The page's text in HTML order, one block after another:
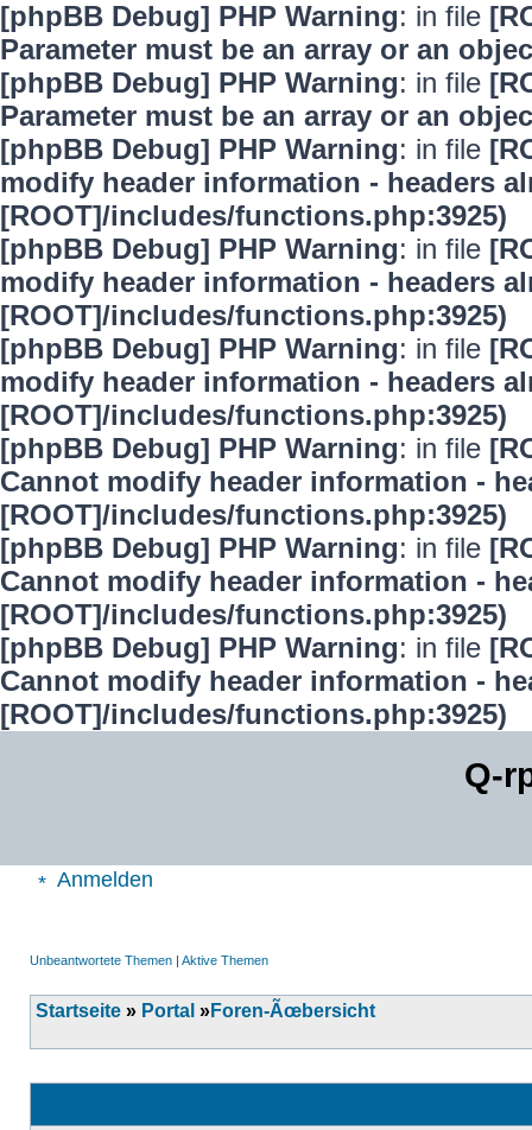
[phpBB Debug] PHP Warning: in file
Parameter must be an array or an
[phpBB Debug] PHP Warning: in file
Parameter must be an array or an
[phpBB Debug] PHP Warning: in file
modify header information - headers
[ROOT]/includes/functions.php:3925)
[phpBB Debug] PHP Warning: in file
modify header information - headers
[ROOT]/includes/functions.php:3925)
[phpBB Debug] PHP Warning: in file
modify header information - headers
[ROOT]/includes/functions.php:3925)
[phpBB Debug] PHP Warning: in file
Cannot modify header information -
[ROOT]/includes/functions.php:3925)
[phpBB Debug] PHP Warning: in file
Cannot modify header information -
[ROOT]/includes/functions.php:3925)
[phpBB Debug] PHP Warning: in file
Cannot modify header information -
[ROOT]/includes/functions.php:3925)
Q-
Anmelden
Unbeantwortete Themen | Aktive Themen
Startseite » Portal »Foren-Ãœbersicht